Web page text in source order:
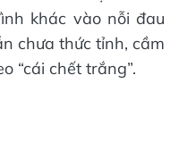
khác vào nỗi đau
chưa thức tỉnh, cầm
“cái chết trắng”.